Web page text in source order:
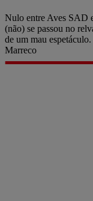
Nulo entre Aves SAD
(não) se passou no
de um mau
Marreco